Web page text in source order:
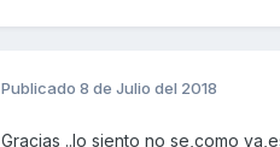
Publicado 8 de Julio del 2018
Gracias ..lo siento no se,como